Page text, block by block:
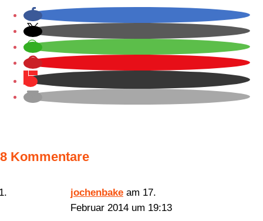
8 Kommentare
jochenbake am 17.
Februar 2014 um 19:13